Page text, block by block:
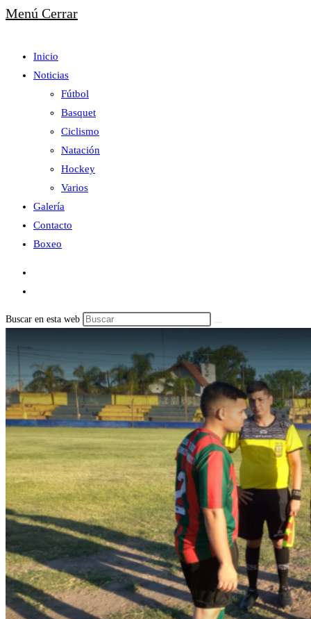
Menú Cerrar
Inicio
Noticias
Fútbol
Basquet
Ciclismo
Natación
Hockey
Varios
Galería
Contacto
Boxeo
Buscar en esta web